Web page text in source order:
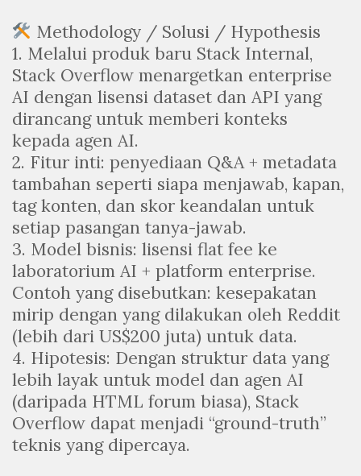
Methodology / Solusi / Hypothesis
1. Melalui produk baru Stack Internal,
Stack Overflow menargetkan enterprise
AI dengan lisensi dataset dan API yang
dirancang untuk memberi konteks
kepada agen AI.
2. Fitur inti: penyediaan Q&A + metadata
tambahan seperti siapa menjawab, kapan,
tag konten, dan skor keandalan untuk
setiap pasangan tanya-jawab.
3. Model bisnis: lisensi flat fee ke
laboratorium AI + platform enterprise.
Contoh yang disebutkan: kesepakatan
mirip dengan yang dilakukan oleh Reddit
(lebih dari US$200 juta) untuk data.
4. Hipotesis: Dengan struktur data yang
lebih layak untuk model dan agen AI
(daripada HTML forum biasa), Stack
Overflow dapat menjadi “ground-truth”
teknis yang dipercaya.